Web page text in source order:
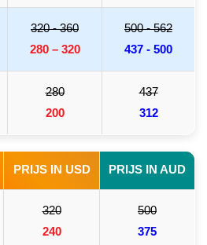
320 - 360
280 – 320
500 - 562
437 - 500
280
200
437
312
PRIJS IN USD PRIJS IN AUD
320
240
500
375